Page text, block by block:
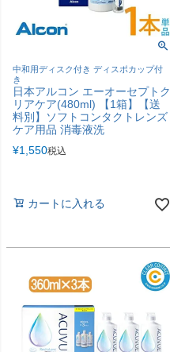
中和用ディスク付き ディスポカップ付
き
日本アルコン エーオーセプトク
リアケア(480ml) 【1箱】【送
料別】ソフトコンタクトレンズ
ケア用品 消毒液洗
¥1,550税込
カートに入れる